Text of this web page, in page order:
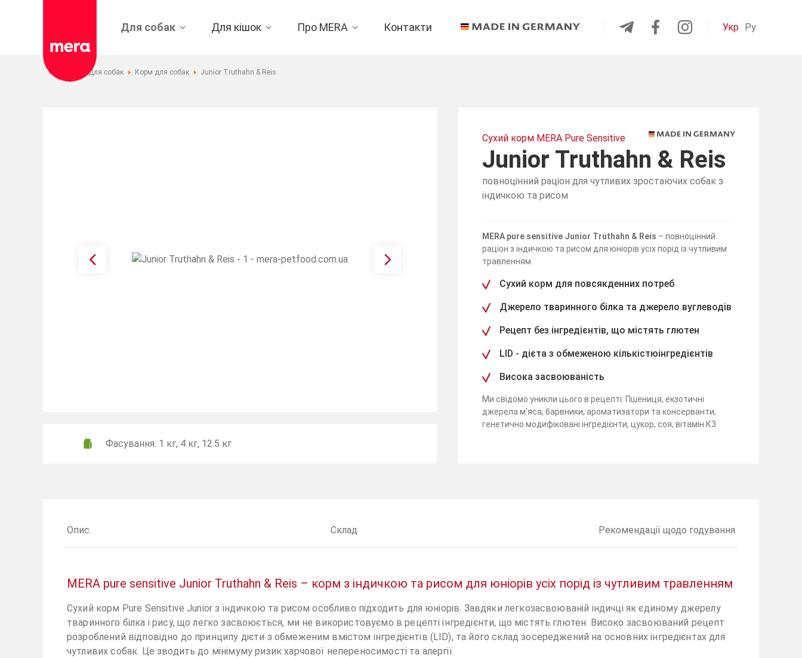
Для собак Для кішок Про MERA Контакти Укр Ру
Головна Для собак Корм для собак Junior Truthahn & Reis
Сухий корм MERA Pure Sensitive
Junior Truthahn & Reis
повноцінний раціон для чутливих зростаючих собак з
індичкою та рисом
Фасування: 1 кг, 4 кг, 12.5 кг
MERA pure sensitive Junior Truthahn & Reis – повноцінний
раціон з індичкою та рисом для юніорів усіх порід із чутливим
травленням.
Сухий корм для повсякденних потреб
Джерело тваринного білка та джерело вуглеводів
Рецепт без інгредієнтів, що містять глютен
LID - дієта з обмеженою кількістюінгредієнтів
Висока засвоюваність
Ми свідомо уникли цього в рецепті: Пшениця, екзотичні
джерела м'яса, барвники, ароматизатори та консерванти,
генетично модифіковані інгредієнти, цукор, соя, вітамін К3
Опис Склад Рекомендації щодо годування
MERA pure sensitive Junior Truthahn & Reis – корм з індичкою та рисом для юніорів усіх порід із чутливим травленням
Сухий корм Pure Sensitive Junior з індичкою та рисом особливо підходить для юніорів. Завдяки легкозасвоюваній індичці як єдиному джерелу
тваринного білка і рису, що легко засвоюється, ми не використовуємо в рецепті інгредієнти, що містять глютен. Високо засвоюваний рецепт
розроблений відповідно до принципу дієти з обмеженим вмістом інгредієнтів (LID), та його склад зосереджений на основних інгредієнтах для
чутливих собак. Це зводить до мінімуму ризик харчової непереносимості та алергії.